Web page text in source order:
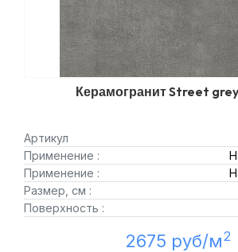
Керамогранит Street
Артикул
Применение :
Применение :
Размер, см :
Поверхность :
2675 руб/м2